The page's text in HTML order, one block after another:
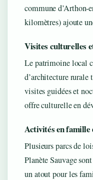
commune d’Arthon-
kilomètres) ajoute
Visites culturelles
Le patrimoine local
d’architecture rurale
visites guidées et
offre culturelle en
Activités en famille
Plusieurs parcs de
Planète Sauvage
un atout pour les